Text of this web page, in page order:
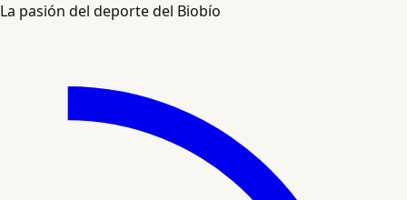
La pasión del deporte del Biobío